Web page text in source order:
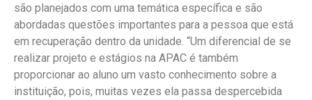
são planejados com uma temática específica e são
abordadas questões importantes para a pessoa que está
em recuperação dentro da unidade. “Um diferencial de se
realizar projeto e estágios na APAC é também
proporcionar ao aluno um vasto conhecimento sobre a
instituição, pois, muitas vezes ela passa despercebida